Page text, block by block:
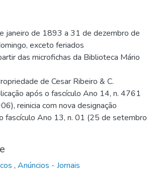
janeiro de 1893 a 31 de dezembro de
exceto feriados
das microfichas da Biblioteca Mário
de Cesar Ribeiro & C.
após o fascículo Ano 14, n. 4761
reinicia com nova designação
fascículo Ano 13, n. 01 (25 de setembro
, Anúncios - Jornais